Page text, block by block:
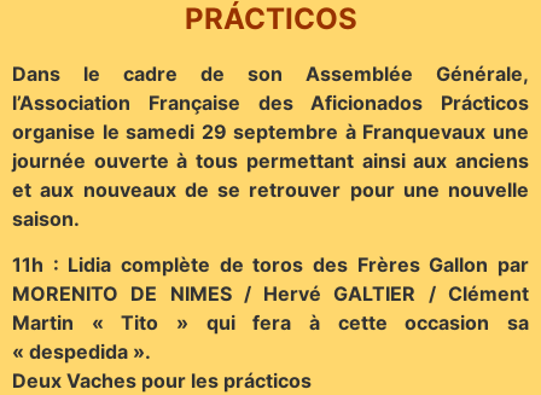
PRÁCTICOS
Dans le cadre de son Assemblée Générale,
l’Association Française des Aficionados Prácticos
organise le samedi 29 septembre à Franquevaux une
journée ouverte à tous permettant ainsi aux anciens
et aux nouveaux de se retrouver pour une nouvelle
saison.
11h : Lidia complète de toros des Frères Gallon par
MORENITO DE NIMES / Hervé GALTIER / Clément
Martin « Tito » qui fera à cette occasion sa
« despedida ».
Deux Vaches pour les prácticos